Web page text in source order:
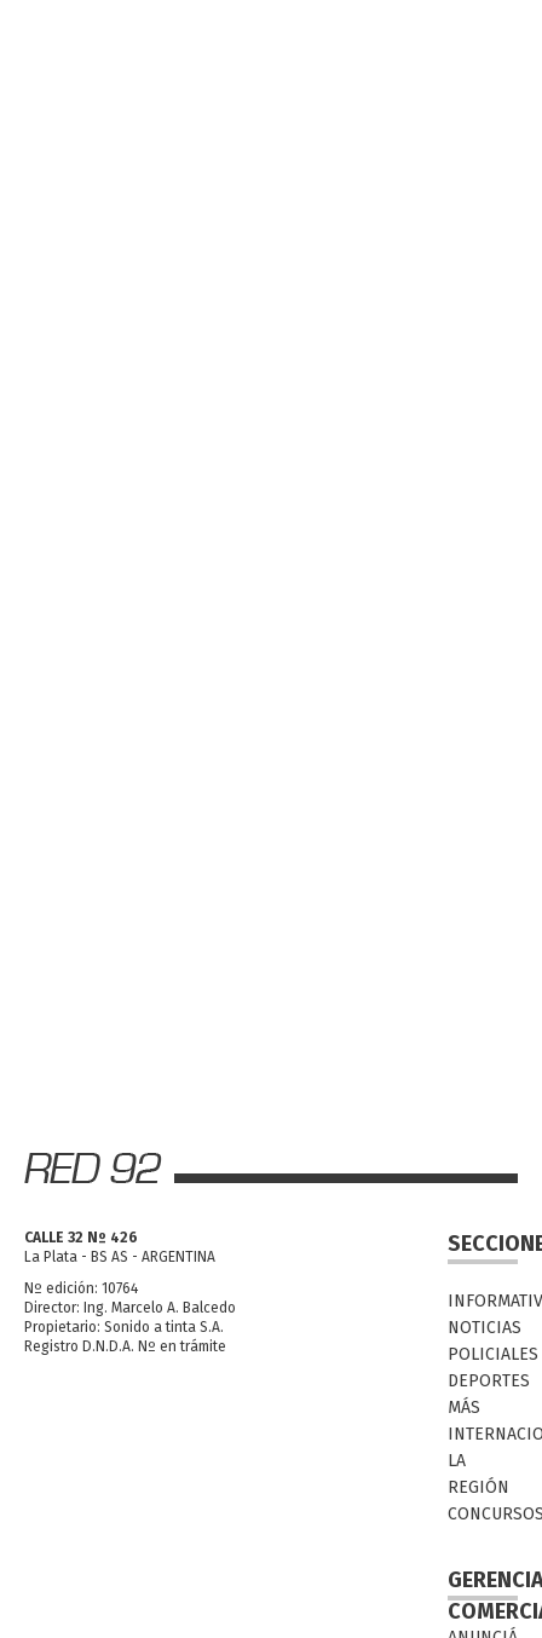
CALLE 32 Nº 426
La Plata - BS AS - ARGENTINA
Nº edición: 10764
Director: Ing. Marcelo A. Balcedo
Propietario: Sonido a tinta S.A.
Registro D.N.D.A. Nº en trámite
NOTICIAS
POLICIALES
DEPORTES
MÁS
LA
REGIÓN